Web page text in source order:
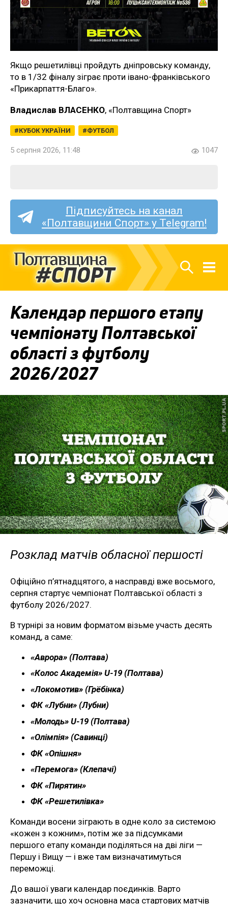
Якщо решетилівці пройдуть дніпровську команду,
то в 1/32 фіналу зіграє проти івано-франківського
«Прикарпаття-Благо».
Владислав ВЛАСЕНКО, «Полтавщина Спорт»
КУБОК УКРАЇНИ ФУТБОЛ
5 серпня 2026, 11:48 1047
Підписуйтесь на канал
«Полтавщини Спорт» у Telegram!
Календар першого етапу
чемпіонату Полтавської
області з футболу
2026/2027
Розклад матчів обласної першості
Офіційно п’ятнадцятого, а насправді вже восьмого,
серпня стартує чемпіонат Полтавської області з
футболу 2026/2027.
В турнірі за новим форматом візьме участь десять
команд, а саме:
«Аврора» (Полтава)
«Колос Академія» U-19 (Полтава)
«Локомотив» (Грёбінка)
ФК «Лубни» (Лубни)
«Молодь» U-19 (Полтава)
«Олімпія» (Савинці)
ФК «Опішня»
«Перемога» (Клепачі)
ФК «Пирятин»
ФК «Решетилівка»
Команди восени зіграють в одне коло за системою
«кожен з кожним», потім же за підсумками
першого етапу команди поділяться на дві ліги —
Першу і Вищу — і вже там визначатимуться
переможці.
До вашої уваги календар поєдинків. Варто
зазначити, що хоч основна маса стартових матчів